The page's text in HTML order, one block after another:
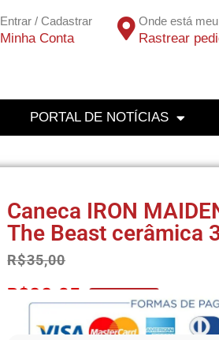
Entrar / Cadastrar
Minha Conta
Onde está
Rastrear
PORTAL DE NOTÍCIAS
Caneca IRON
The Beast cerâmica
R$35,00
R$33,25